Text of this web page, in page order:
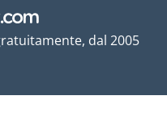
dal 2005